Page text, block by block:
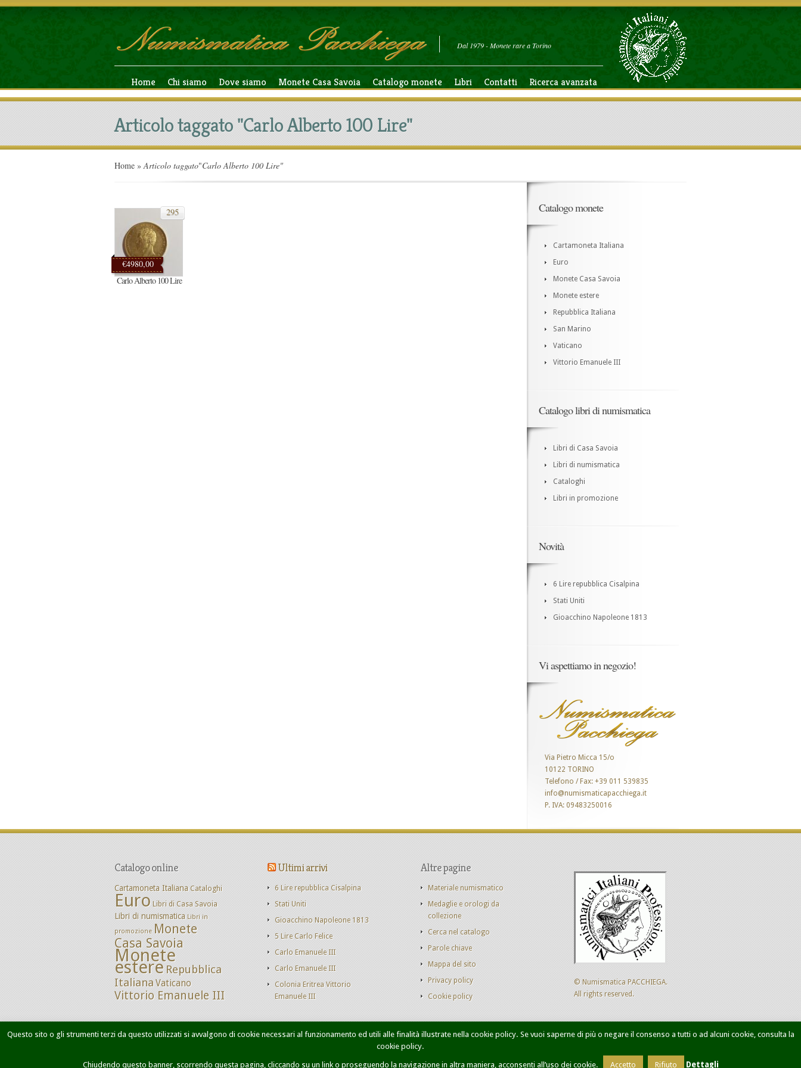
Dal 1979 - Monete rare a Torino
Home Chi siamo Dove siamo Monete Casa Savoia Catalogo monete Libri Contatti Ricerca avanzata
Articolo taggato "Carlo Alberto 100 Lire"
Home » Articolo taggato"Carlo Alberto 100 Lire"
€4980,00
295
Carlo Alberto 100 Lire
Catalogo monete
Cartamoneta Italiana
Euro
Monete Casa Savoia
Monete estere
Repubblica Italiana
San Marino
Vaticano
Vittorio Emanuele III
Catalogo libri di numismatica
Libri di Casa Savoia
Libri di numismatica
Cataloghi
Libri in promozione
Novità
6 Lire repubblica Cisalpina
Stati Uniti
Gioacchino Napoleone 1813
Vi aspettiamo in negozio!
Via Pietro Micca 15/o
10122 TORINO
Telefono / Fax: +39 011 539835
info@numismaticapacchiega.it
P. IVA: 09483250016
Catalogo online
Cartamoneta Italiana Cataloghi
Euro Libri di Casa Savoia
Libri di numismatica Libri in
promozione Monete
Casa Savoia
Monete
estere Repubblica
ItalianaVaticano
Vittorio Emanuele III
Ultimi arrivi
6 Lire repubblica Cisalpina
Stati Uniti
Gioacchino Napoleone 1813
5 Lire Carlo Felice
Carlo Emanuele III
Carlo Emanuele III
Colonia Eritrea Vittorio
Emanuele III
Altre pagine
Materiale numismatico
Medaglie e orologi da
collezione
Cerca nel catalogo
Parole chiave
Mappa del sito
Privacy policy
Cookie policy
© Numismatica PACCHIEGA.
All rights reserved.
Home Dove siamo Monete Casa Savoia Catalogo monete Contatti Ricerca avanzata Designed by Sol Levante
Questo sito o gli strumenti terzi da questo utilizzati si avvalgono di cookie necessari al funzionamento ed utili alle finalità illustrate nella cookie policy. Se vuoi saperne di più o negare il consenso a tutti o ad alcuni cookie, consulta la
cookie policy.
Chiudendo questo banner, scorrendo questa pagina, cliccando su un link o proseguendo la navigazione in altra maniera, acconsenti all’uso dei cookie. Accetto Rifiuto Dettagli